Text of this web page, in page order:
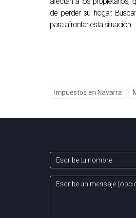
Pueden surgir
dificultades iniciales.
Es recomendable
Existen diversas
¿Qué pasos
facilitar el proceso.
No dudes en
de perder su hogar.
para afrontar esta situación.
Impuestos en Navarra